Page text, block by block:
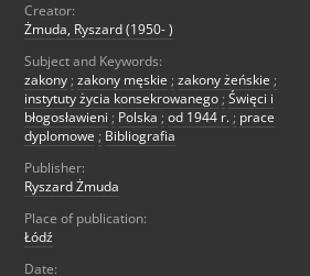
Creator:
Żmuda, Ryszard (1950- )
Subject and Keywords:
zakony ; zakony męskie ; zakony żeńskie ;
instytuty życia konsekrowanego ; Święci i
błogosławieni ; Polska ; od 1944 r. ; prace
dyplomowe ; Bibliografia
Publisher:
Ryszard Żmuda
Place of publication:
Łódź
Date: